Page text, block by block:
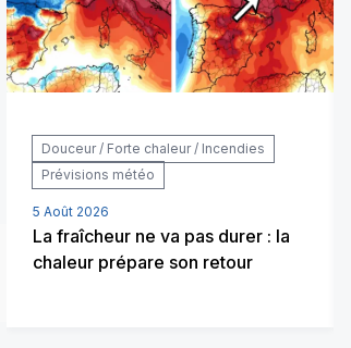
Douceur / Forte chaleur / Incendies
Prévisions météo
5 Août 2026
La fraîcheur ne va pas durer : la
chaleur prépare son retour